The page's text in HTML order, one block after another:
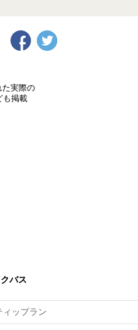
た実際の
も掲載
バス
ィップラン